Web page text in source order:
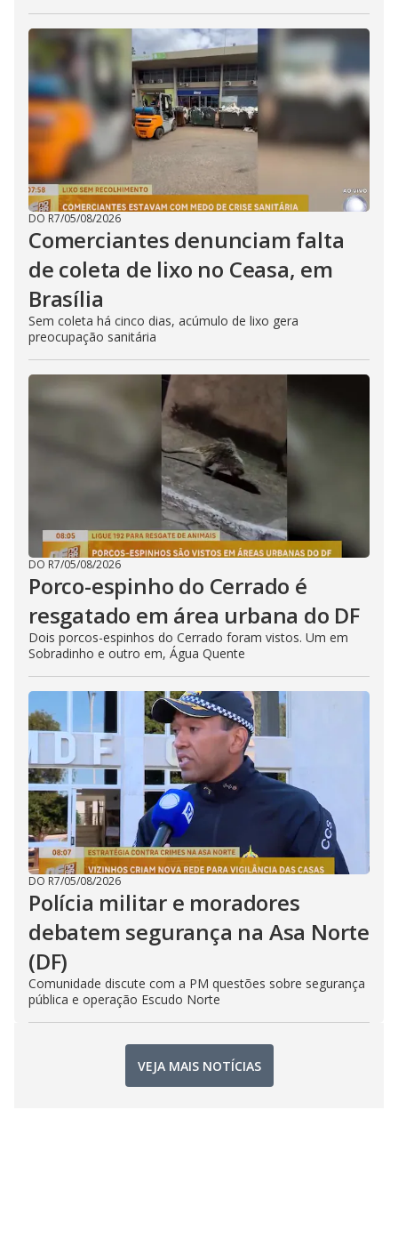
DO R7/05/08/2026
Comerciantes denunciam falta
de coleta de lixo no Ceasa, em
Brasília
Sem coleta há cinco dias, acúmulo de lixo gera
preocupação sanitária
DO R7/05/08/2026
Porco-espinho do Cerrado é
resgatado em área urbana do DF
Dois porcos-espinhos do Cerrado foram vistos. Um em
Sobradinho e outro em, Água Quente
DO R7/05/08/2026
Polícia militar e moradores
debatem segurança na Asa Norte
(DF)
Comunidade discute com a PM questões sobre segurança
pública e operação Escudo Norte
VEJA MAIS NOTÍCIAS